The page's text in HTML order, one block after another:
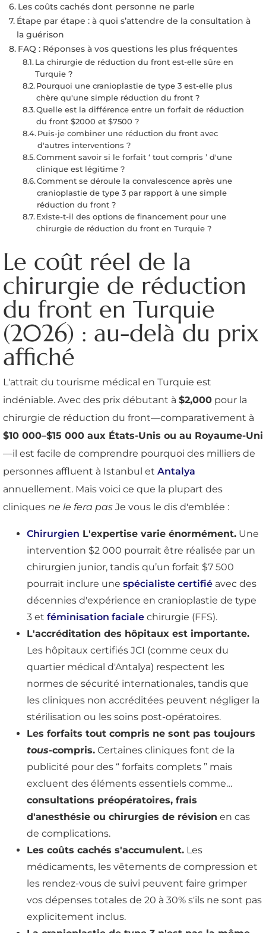
Les coûts cachés dont personne ne parle
Étape par étape : à quoi s’attendre de la consultation à
la guérison
FAQ : Réponses à vos questions les plus fréquentes
La chirurgie de réduction du front est-elle sûre en
Turquie ?
Pourquoi une cranioplastie de type 3 est-elle plus
chère qu'une simple réduction du front ?
Quelle est la différence entre un forfait de réduction
du front $2000 et $7500 ?
Puis-je combiner une réduction du front avec
d'autres interventions ?
Comment savoir si le forfait ‘ tout compris ’ d'une
clinique est légitime ?
Comment se déroule la convalescence après une
cranioplastie de type 3 par rapport à une simple
réduction du front ?
Existe-t-il des options de financement pour une
chirurgie de réduction du front en Turquie ?
Le coût réel de la
chirurgie de réduction
du front en Turquie
(2026) : au-delà du prix
affiché
L'attrait du tourisme médical en Turquie est
indéniable. Avec des prix débutant à $2,000 pour la
chirurgie de réduction du front—comparativement à
$10 000–$15 000 aux États-Unis ou au Royaume-Uni
—il est facile de comprendre pourquoi des milliers de
personnes affluent à Istanbul et Antalya
annuellement. Mais voici ce que la plupart des
cliniques ne le fera pas Je vous le dis d'emblée :
Chirurgien L'expertise varie énormément. Une
intervention $2 000 pourrait être réalisée par un
chirurgien junior, tandis qu’un forfait $7 500
pourrait inclure une spécialiste certifié avec des
décennies d'expérience en cranioplastie de type
3 et féminisation faciale chirurgie (FFS).
L'accréditation des hôpitaux est importante.
Les hôpitaux certifiés JCI (comme ceux du
quartier médical d'Antalya) respectent les
normes de sécurité internationales, tandis que
les cliniques non accréditées peuvent négliger la
stérilisation ou les soins post-opératoires.
Les forfaits tout compris ne sont pas toujours
tous-compris. Certaines cliniques font de la
publicité pour des “ forfaits complets ” mais
excluent des éléments essentiels comme…
consultations préopératoires, frais
d'anesthésie ou chirurgies de révision en cas
de complications.
Les coûts cachés s'accumulent. Les
médicaments, les vêtements de compression et
les rendez-vous de suivi peuvent faire grimper
vos dépenses totales de 20 à 30% s'ils ne sont pas
explicitement inclus.